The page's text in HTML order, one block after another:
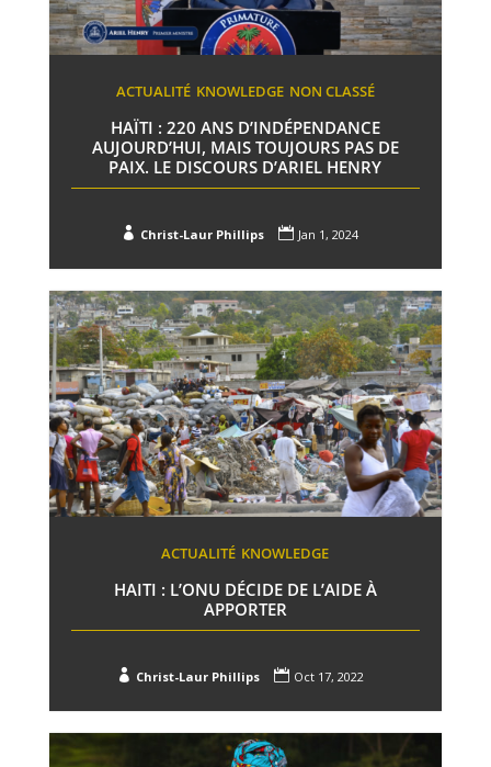
ACTUALITÉ KNOWLEDGE NON CLASSÉ
HAÏTI : 220 ANS D’INDÉPENDANCE
AUJOURD’HUI, MAIS TOUJOURS PAS DE
PAIX. LE DISCOURS D’ARIEL HENRY
 Christ-Laur Phillips  Jan 1, 2024
ACTUALITÉ KNOWLEDGE
HAITI : L’ONU DÉCIDE DE L’AIDE À
APPORTER
 Christ-Laur Phillips  Oct 17, 2022